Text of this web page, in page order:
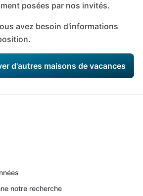
posées par nos invités.
avez besoin d'informations
d'autres maisons de vacances
notre recherche